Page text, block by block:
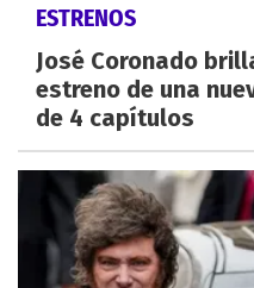
ESTRENOS
José Coronado
estreno de una
de 4 capítulos